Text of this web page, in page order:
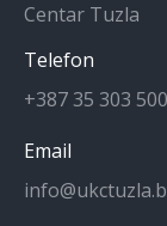
Centar Tuzla
Telefon
+387 35 303
Email